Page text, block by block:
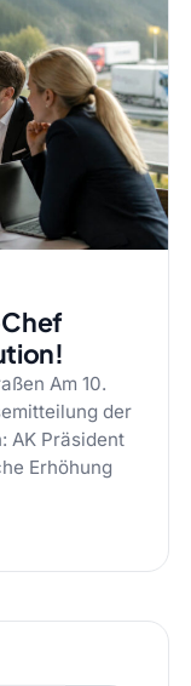
Am 10.
der
AK Präsident
Erhöhung